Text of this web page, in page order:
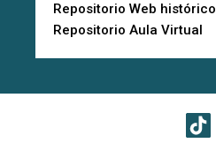
Repositorio Web histórico
Repositorio Aula Virtual